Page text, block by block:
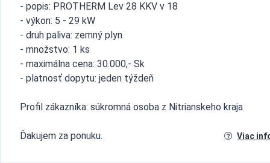
- popis: PROTHERM Lev 28 KKV v 18
- výkon: 5 - 29 kW
- druh paliva: zemný plyn
- množstvo: 1 ks
- maximálna cena: 30.000,- Sk
- platnosť dopytu: jeden týždeň
Profil zákazníka: súkromná osoba z Nitrianskeho kraja
Ďakujem za ponuku. Viac